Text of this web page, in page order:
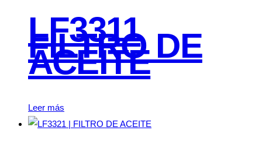
LF3311
FILTRO DE
ACEITE
Leer más